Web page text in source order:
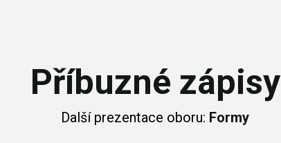
Příbuzné zápisy
Další prezentace oboru: Formy